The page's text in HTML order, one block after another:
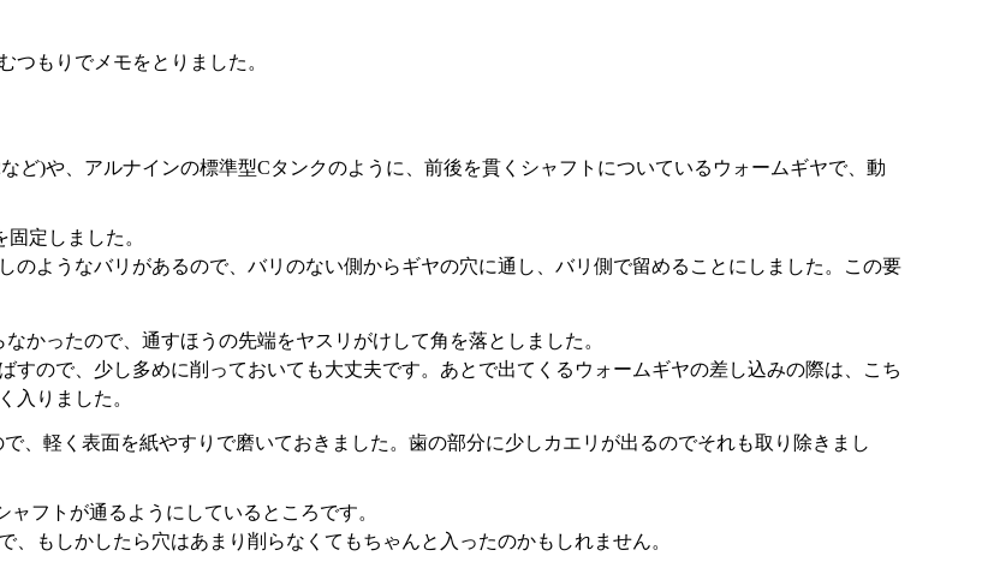
つもりでメモをとりました。
ど)や、アルナインの標準型Cタンクのように、前後を貫くシャフトについているウォームギヤで、動
定しました。
のようなバリがあるので、バリのない側からギヤの穴に通し、バリ側で留めることにしました。この要
かったので、通すほうの先端をヤスリがけして角を落としました。
すので、少し多めに削っておいても大丈夫です。あとで出てくるウォームギヤの差し込みの際は、こち
入りました。
、軽く表面を紙やすりで磨いておきました。歯の部分に少しカエリが出るのでそれも取り除きまし
フトが通るようにしているところです。
もしかしたら穴はあまり削らなくてもちゃんと入ったのかもしれません。